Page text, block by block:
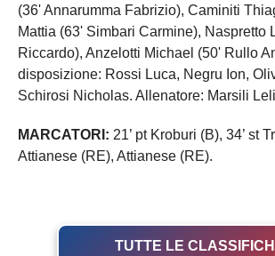
(36' Annarumma Fabrizio), Caminiti
Mattia (63' Simbari Carmine), Naspretto
Riccardo), Anzelotti Michael (50' Rullo
disposizione: Rossi Luca, Negru Ion,
Schirosi Nicholas. Allenatore: Marsili
MARCATORI: 21’ pt Kroburi (B), 34’ st
Attianese (RE), Attianese (RE).
TUTTE LE